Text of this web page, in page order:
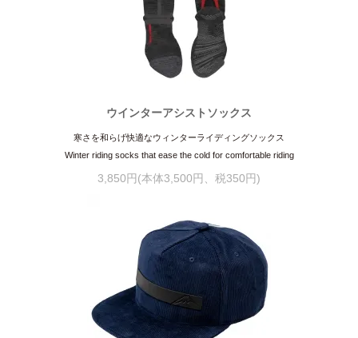
ウインターアシストソックス
寒さを和らげ快適なウィンターライディングソックス
Winter riding socks that ease the cold for comfortable riding
3,850円(本体3,500円、税350円)